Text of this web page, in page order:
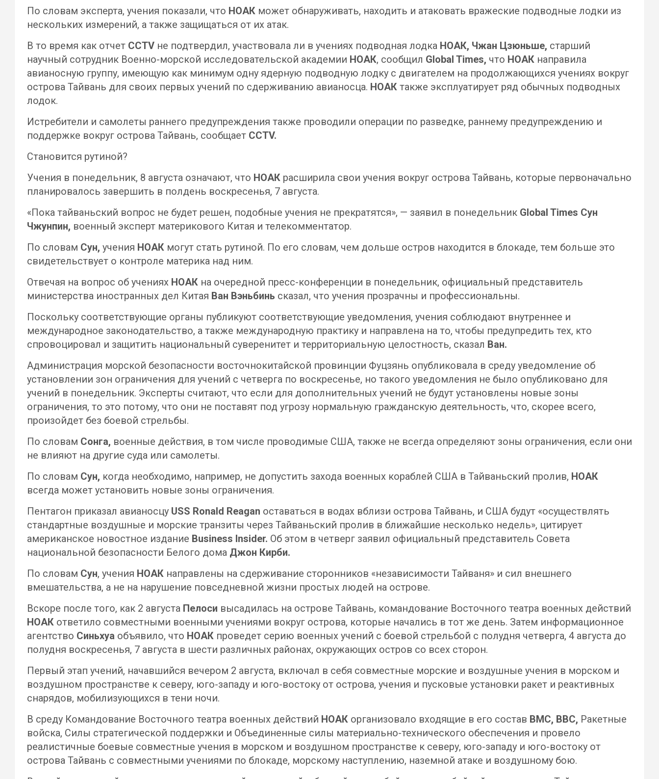
По словам эксперта, учения показали, что НОАК может обнаруживать, находить и атаковать вражеские подводные лодки из
нескольких измерений, а также защищаться от их атак.
В то время как отчет CCTV не подтвердил, участвовала ли в учениях подводная лодка НОАК, Чжан Цзюньше, старший
научный сотрудник Военно-морской исследовательской академии НОАК, сообщил Global Times, что НОАК направила
авианосную группу, имеющую как минимум одну ядерную подводную лодку с двигателем на продолжающихся учениях вокруг
острова Тайвань для своих первых учений по сдерживанию авианосца. НОАК также эксплуатирует ряд обычных подводных
лодок.
Истребители и самолеты раннего предупреждения также проводили операции по разведке, раннему предупреждению и
поддержке вокруг острова Тайвань, сообщает CCTV.
Становится рутиной?
Учения в понедельник, 8 августа означают, что НОАК расширила свои учения вокруг острова Тайвань, которые первоначально
планировалось завершить в полдень воскресенья, 7 августа.
«Пока тайваньский вопрос не будет решен, подобные учения не прекратятся», — заявил в понедельник Global Times Сун
Чжунпин, военный эксперт материкового Китая и телекомментатор.
По словам Сун, учения НОАК могут стать рутиной. По его словам, чем дольше остров находится в блокаде, тем больше это
свидетельствует о контроле материка над ним.
Отвечая на вопрос об учениях НОАК на очередной пресс-конференции в понедельник, официальный представитель
министерства иностранных дел Китая Ван Вэньбинь сказал, что учения прозрачны и профессиональны.
Поскольку соответствующие органы публикуют соответствующие уведомления, учения соблюдают внутреннее и
международное законодательство, а также международную практику и направлена на то, чтобы предупредить тех, кто
спровоцировал и защитить национальный суверенитет и территориальную целостность, сказал Ван.
Администрация морской безопасности восточнокитайской провинции Фуцзянь опубликовала в среду уведомление об
установлении зон ограничения для учений с четверга по воскресенье, но такого уведомления не было опубликовано для
учений в понедельник. Эксперты считают, что если для дополнительных учений не будут установлены новые зоны
ограничения, то это потому, что они не поставят под угрозу нормальную гражданскую деятельность, что, скорее всего,
произойдет без боевой стрельбы.
По словам Сонга, военные действия, в том числе проводимые США, также не всегда определяют зоны ограничения, если они
не влияют на другие суда или самолеты.
По словам Сун, когда необходимо, например, не допустить захода военных кораблей США в Тайваньский пролив, НОАК
всегда может установить новые зоны ограничения.
Пентагон приказал авианосцу USS Ronald Reagan оставаться в водах вблизи острова Тайвань, и США будут «осуществлять
стандартные воздушные и морские транзиты через Тайваньский пролив в ближайшие несколько недель», цитирует
американское новостное издание Business Insider. Об этом в четверг заявил официальный представитель Совета
национальной безопасности Белого дома Джон Кирби.
По словам Сун, учения НОАК направлены на сдерживание сторонников «независимости Тайваня» и сил внешнего
вмешательства, а не на нарушение повседневной жизни простых людей на острове.
Вскоре после того, как 2 августа Пелоси высадилась на острове Тайвань, командование Восточного театра военных действий
НОАК ответило совместными военными учениями вокруг острова, которые начались в тот же день. Затем информационное
агентство Синьхуа объявило, что НОАК проведет серию военных учений с боевой стрельбой с полудня четверга, 4 августа до
полудня воскресенья, 7 августа в шести различных районах, окружающих остров со всех сторон.
Первый этап учений, начавшийся вечером 2 августа, включал в себя совместные морские и воздушные учения в морском и
воздушном пространстве к северу, юго-западу и юго-востоку от острова, учения и пусковые установки ракет и реактивных
снарядов, мобилизующихся в тени ночи.
В среду Командование Восточного театра военных действий НОАК организовало входящие в его состав ВМС, ВВС, Ракетные
войска, Силы стратегической поддержки и Объединенные силы материально-технического обеспечения и провело
реалистичные боевые совместные учения в морском и воздушном пространстве к северу, юго-западу и юго-востоку от
острова Тайвань с совместными учениями по блокаде, морскому наступлению, наземной атаке и воздушному бою.